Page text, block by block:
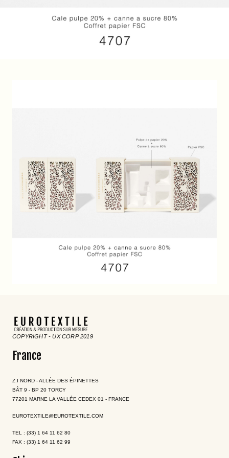
COPYRIGHT - UX CORP 2019
France
Z.I NORD - ALLÉE DES ÉPINETTES
BÂT 9 - BP 20 TORCY
77201 MARNE LA VALLÉE CEDEX 01 - FRANCE
EUROTEXTILE@EUROTEXTILE.COM
TEL : (33) 1 64 11 62 80
FAX : (33) 1 64 11 62 99